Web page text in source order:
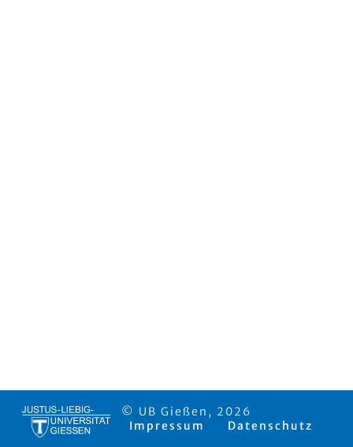
© UB Gießen, 2026
Impressum
Datenschutz